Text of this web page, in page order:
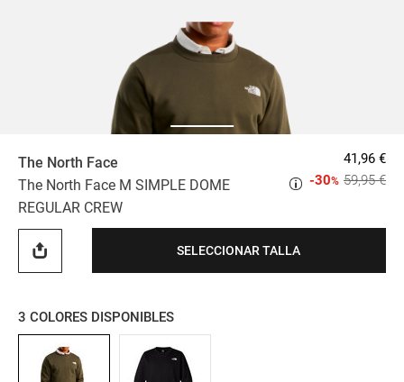
The North Face
The North Face M SIMPLE DOME
REGULAR CREW
41,96 €
59,95 €
-30%
SELECCIONAR TALLA
3 COLORES DISPONIBLES